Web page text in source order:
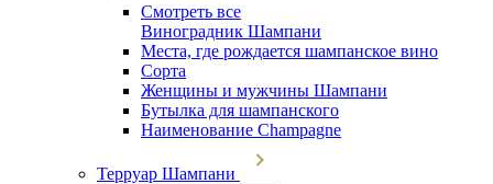
Смотреть все
Виноградник Шампани
Места, где рождается шампанское вино
Сорта
Женщины и мужчины Шампани
Бутылка для шампанского
Наименование Champagne
Терруар Шампани